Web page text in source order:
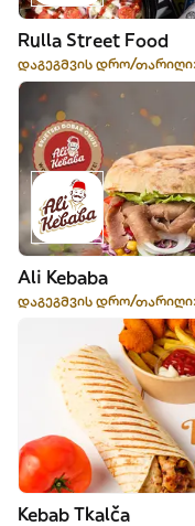
Rulla Street Food
დაგეგმვის დრო/თარიღი:
Ali Kebaba
დაგეგმვის დრო/
Kebab Tkalča